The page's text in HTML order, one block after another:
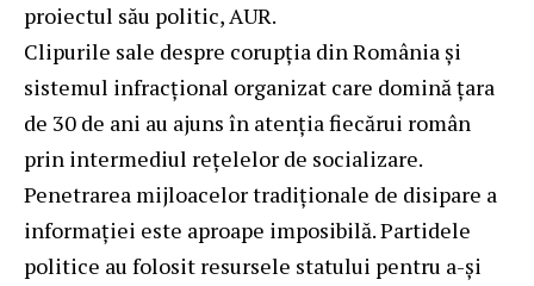
proiectul său politic, AUR.
Clipurile sale despre corupția din România și
sistemul infracțional organizat care domină țara
de 30 de ani au ajuns în atenția fiecărui român
prin intermediul rețelelor de socializare.
Penetrarea mijloacelor tradiționale de disipare a
informației este aproape imposibilă. Partidele
politice au folosit resursele statului pentru a-și